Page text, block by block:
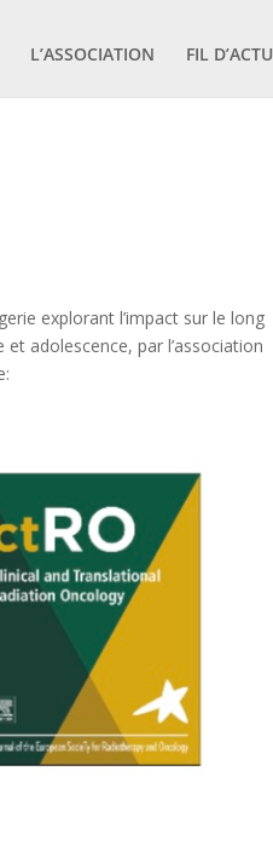
L’ASSOCIATION FIL D’ACTU
explorant l’impact sur le long
adolescence, par l’association